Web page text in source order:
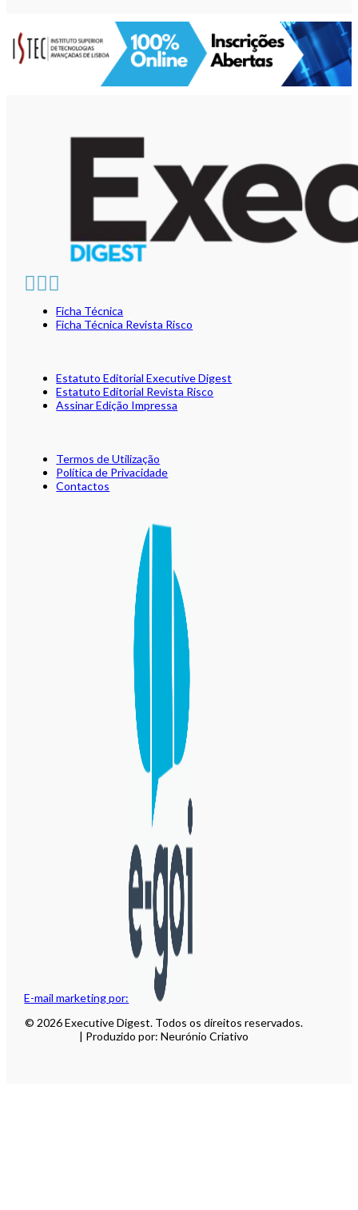
E-mail marketing por:
Ficha Técnica
Ficha Técnica Revista Risco
Estatuto Editorial Executive Digest
Estatuto Editorial Revista Risco
Assinar Edição Impressa
Termos de Utilização
Política de Privacidade
Contactos
© 2026 Executive Digest. Todos os direitos reservados.
| Produzido por: Neurónio Criativo